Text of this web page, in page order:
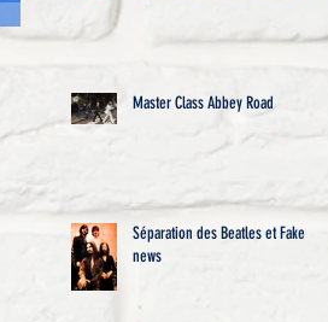
Master Class Abbey Road
Séparation des Beatles et Fake
news